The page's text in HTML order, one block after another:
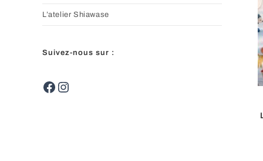
L’atelier Shiawase
Suivez-nous sur :
FacebookInstagram